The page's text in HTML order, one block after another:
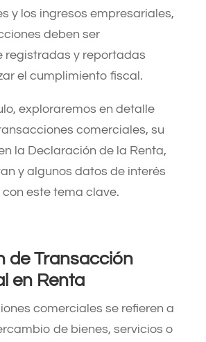
y los ingresos empresariales,
deben ser
registradas y reportadas
el cumplimiento fiscal.
exploraremos en detalle
comerciales, su
la Declaración de la Renta,
y algunos datos de interés
este tema clave.
de Transacción
en Renta
comerciales se refieren a
de bienes, servicios o